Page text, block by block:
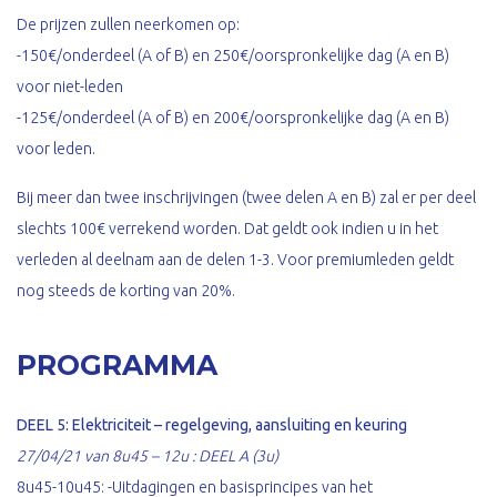
De prijzen zullen neerkomen op:
-150€/onderdeel (A of B) en 250€/oorspronkelijke dag (A en B)
voor niet-leden
-125€/onderdeel (A of B) en 200€/oorspronkelijke dag (A en B)
voor leden.
Bij meer dan twee inschrijvingen (twee delen A en B) zal er per deel
slechts 100€ verrekend worden. Dat geldt ook indien u in het
verleden al deelnam aan de delen 1-3. Voor premiumleden geldt
nog steeds de korting van 20%.
PROGRAMMA
DEEL 5: Elektriciteit – regelgeving, aansluiting en keuring
27/04/21 van 8u45 – 12u : DEEL A (3u)
8u45-10u45: -Uitdagingen en basisprincipes van het